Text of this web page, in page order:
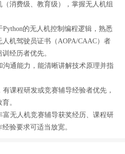
消费级、教育级），掌握无人机组
的无人机控制编程逻辑，熟悉
机驾驶员证书（AOPA/CAAC）者
经历者优先。
通能力，能清晰讲解技术原理并指
课程研发或竞赛辅导经验者优先，
。
无人机竞赛辅导获奖经历、课程研
验要求可适当放宽。